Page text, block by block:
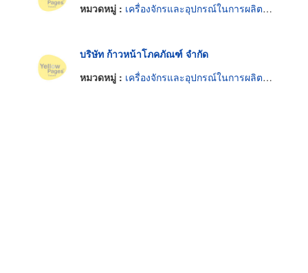
หมวดหมู่ : เครื่องจักรและอุปกรณ์ในการผลิตน้ำมันพืช
บริษัท ก้าวหน้าโภคภัณฑ์ จำกัด
หมวดหมู่ : เครื่องจักรและอุปกรณ์ในการผลิตน้ำมันพืช